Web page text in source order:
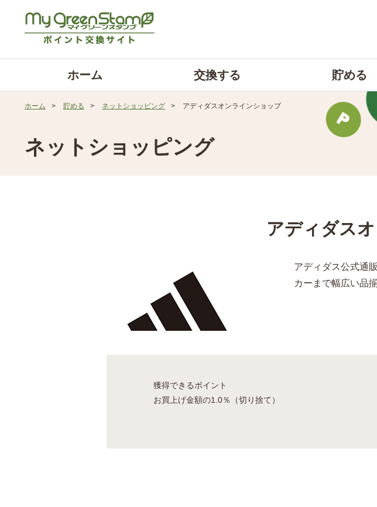
ホーム 交換する 貯める
ホーム > 貯める > ネットショッピング > アディダスオンラインショップ
ネットショッピング
アディダス
アディダス公式通
カーまで幅広い品揃
獲得できるポイント
お買上げ金額の1.0％（切り捨て）